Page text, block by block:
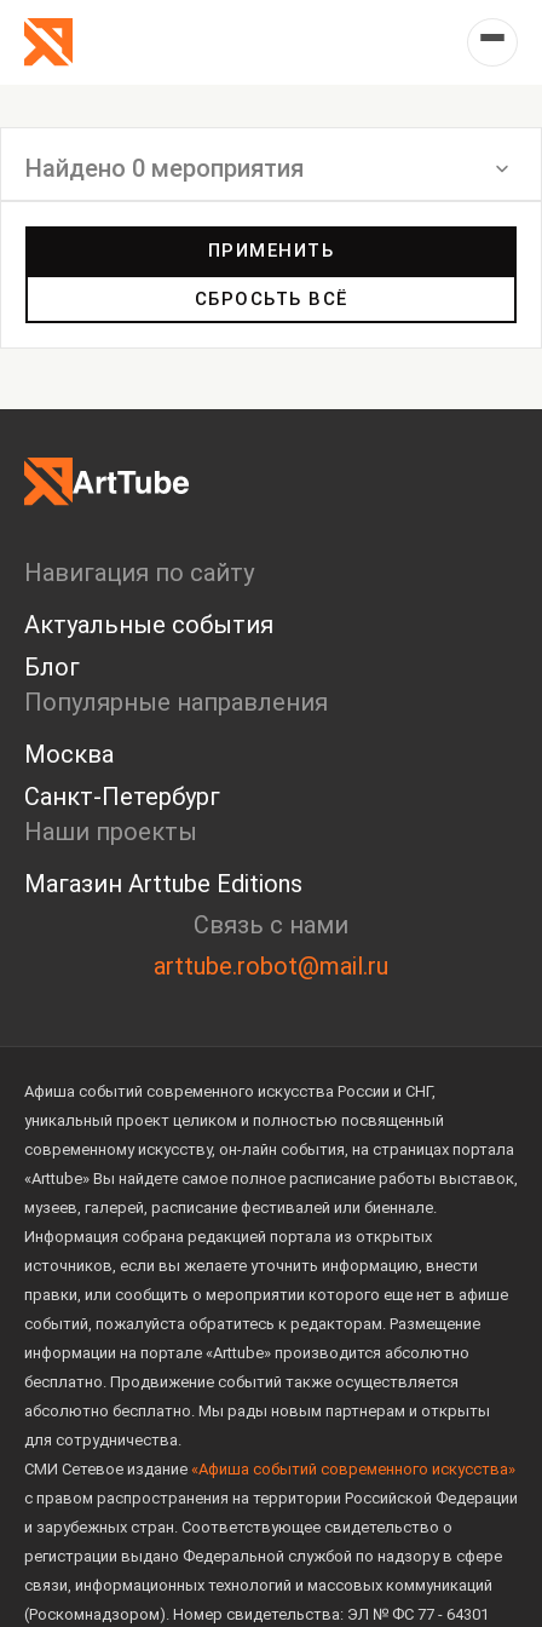
Найдено 0 мероприятия
Дискуссия
Пост-релиз
Пресс-конференция
Ярмарка
Open call
Экскурсия
Дискуссия
Cosmoscow 2024
Blazar 2024
Встречи
Круглый стол
ПРИМЕНИТЬ
СБРОСЬТЬ ВСЁ
Навигация по сайту
Актуальные события
Блог
Популярные направления
Москва
Санкт-Петербург
Наши проекты
Магазин Arttube Editions
Связь с нами
arttube.robot@mail.ru
Афиша событий современного искусства России и СНГ,
уникальный проект целиком и полностью посвященный
современному искусству, он-лайн события, на страницах портала
«Arttube» Вы найдете самое полное расписание работы выставок,
музеев, галерей, расписание фестивалей или биеннале.
Информация собрана редакцией портала из открытых
источников, если вы желаете уточнить информацию, внести
правки, или сообщить о мероприятии которого еще нет в афише
событий, пожалуйста обратитесь к редакторам. Размещение
информации на портале «Arttube» производится абсолютно
бесплатно. Продвижение событий также осуществляется
абсолютно бесплатно. Мы рады новым партнерам и открыты
для сотрудничества.
СМИ Сетевое издание «Афиша событий современного искусства»
с правом распространения на территории Российской Федерации
и зарубежных стран. Соответствующее свидетельство о
регистрации выдано Федеральной службой по надзору в сфере
связи, информационных технологий и массовых коммуникаций
(Роскомнадзором). Номер свидетельства: ЭЛ № ФС 77 - 64301